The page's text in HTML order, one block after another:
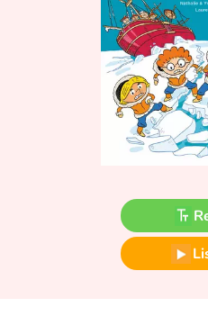
Tales and classics in french
Fable, myth, literature and
Ogres, monsters and witches
Heroines and Heroes